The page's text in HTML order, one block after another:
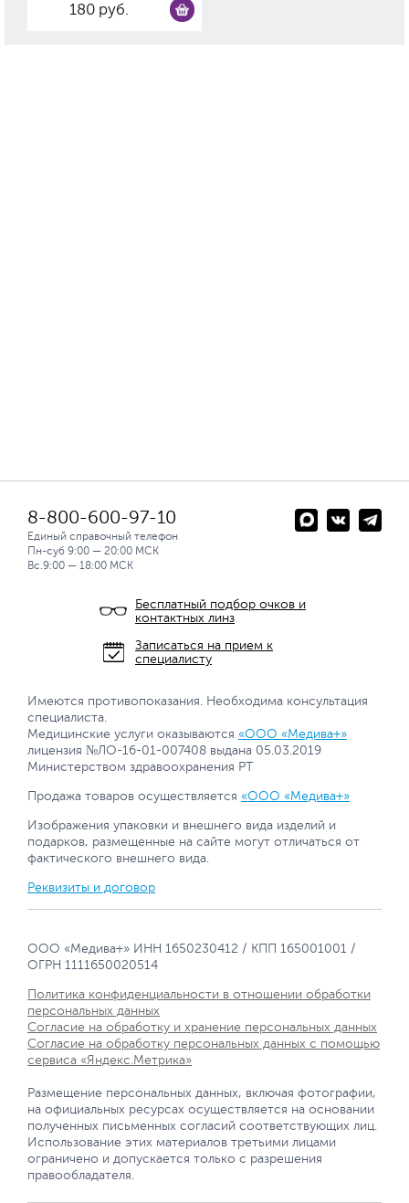
180 руб.
8-800-600-97-10
Единый справочный телефон
Пн-суб 9:00 — 20:00 МСК
Вс.9:00 — 18:00 МСК
Бесплатный подбор очков и
контактных линз
Записаться на прием к
специалисту
Имеются противопоказания. Необходима консультация
специалиста.
Медицинские услуги оказываются «ООО «Медива+»
лицензия №ЛО-16-01-007408 выдана 05.03.2019
Министерством здравоохранения РТ
Продажа товаров осуществляется «ООО «Медива+»
Изображения упаковки и внешнего вида изделий и
подарков, размещенные на сайте могут отличаться от
фактического внешнего вида.
Реквизиты и договор
ООО «Медива+» ИНН 1650230412 / КПП 165001001 /
ОГРН 1111650020514
Политика конфиденциальности в отношении обработки
персональных данных
Согласие на обработку и хранение персональных данных
Согласие на обработку персональных данных с помощью
сервиса «Яндекс.Метрика»
Размещение персональных данных, включая фотографии,
на официальных ресурсах осуществляется на основании
полученных письменных согласий соответствующих лиц.
Использование этих материалов третьими лицами
ограничено и допускается только с разрешения
правообладателя.